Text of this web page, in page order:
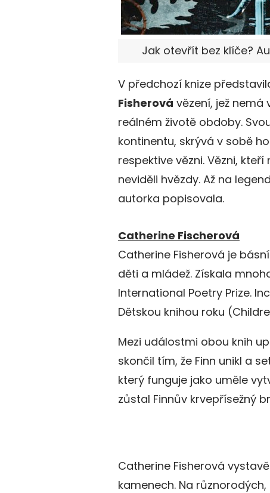
Jak otevřít bez klíče?
V předchozí knize
Fisherová vězení, jež
reálném životě obdoby.
kontinentu, skrývá v sobě
respektive vězni. Vězni,
neviděli hvězdy. Až na
autorka popisovala.
Catherine Fischerová
Catherine Fisherová je
děti a mládež. Získala
International Poetry Prize.
Dětskou knihou roku
Mezi událostmi obou knih
skončil tím, že Finn unikl a
který funguje jako uměle
zůstal Finnův krvepřísežný
Catherine Fisherová
kamenech. Na